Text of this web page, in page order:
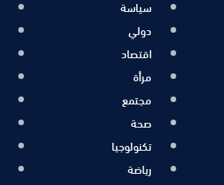
سياسة
دولي
اقتصاد
مرأة
مجتمع
صحة
تكنولوجيا
رياضة